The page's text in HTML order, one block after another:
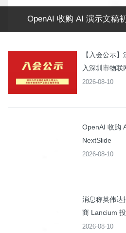
OpenAI 收购 AI 演示文稿
【入会公示
入深圳市物联
2026-08-10
OpenAI 收购
NextSlide
2026-08-10
消息称英伟达
商 Lancium
2026-08-10